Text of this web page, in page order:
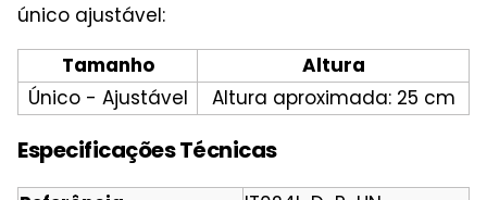
único ajustável:
Tamanho
Altura
Único - Ajustável
Altura aproximada: 25 cm
Especificações Técnicas